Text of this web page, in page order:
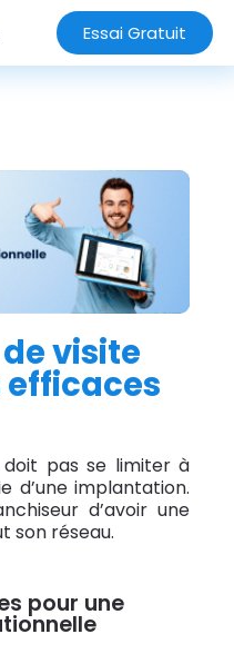
Essai Gratuit
visite
pas se limiter à
d’une implantation.
d’avoir une
son réseau.
pour une